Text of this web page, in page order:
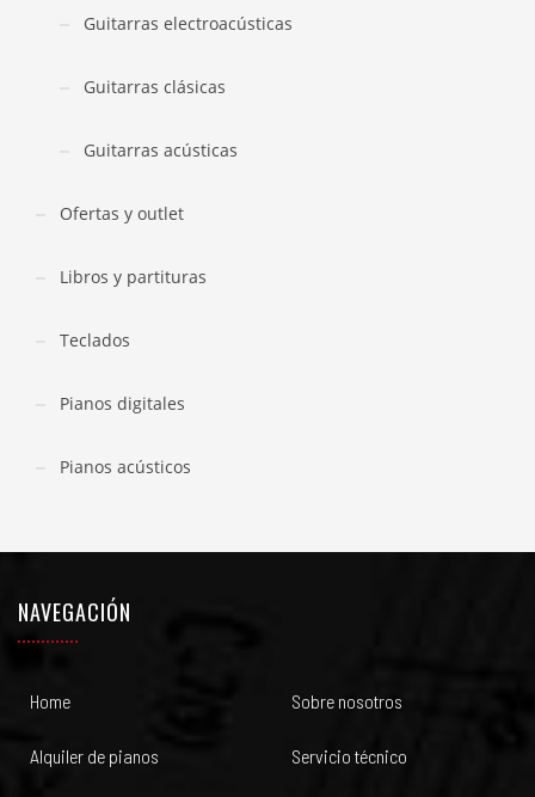
Guitarras electroacústicas
Guitarras clásicas
Guitarras acústicas
Ofertas y outlet
Libros y partituras
Teclados
Pianos digitales
Pianos acústicos
NAVEGACIÓN
Home Sobre nosotros
Alquiler de pianos Servicio técnico